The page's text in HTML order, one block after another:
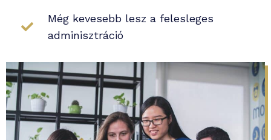
Még kevesebb lesz a felesleges
adminisztráció